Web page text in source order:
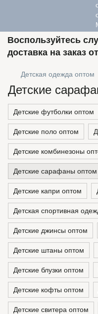
Воспользуйтесь
доставка на заказ
Детская одежда оптом
Детские
Детские футболки оптом
Детские поло оптом
Детские комбинезоны
Детские сарафаны оптом
Детские капри оптом
Детская спортивная
Детские джинсы оптом
Детские штаны оптом
Детские блузки оптом
Детские кофты оптом
Детские свитера оптом